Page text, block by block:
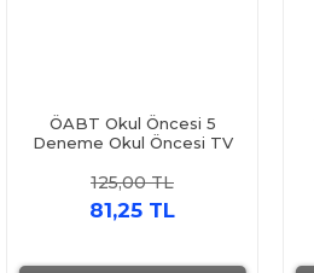
ÖABT Okul Öncesi 5
Deneme Okul Öncesi TV
125,00 TL
81,25 TL